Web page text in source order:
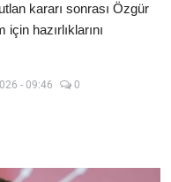
kararı sonrası Özgür
hazırlıklarını
- 09:46 0